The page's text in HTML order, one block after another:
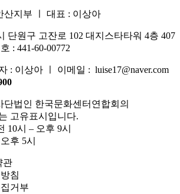
산지부 ㅣ 대표 : 이상아
단원구 고잔로 102 대지스타타워 4층 407
: 441-60-00772
: 이상아 ㅣ 이메일 : luise17@naver.com
단법인 한국문화센터연합회의
고유표시입니다.
10시 – 오후 9시
후 5시
관
침
거부